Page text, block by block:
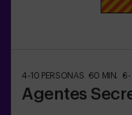
4-10 PERSONAS 60 MIN. 6-
Agentes